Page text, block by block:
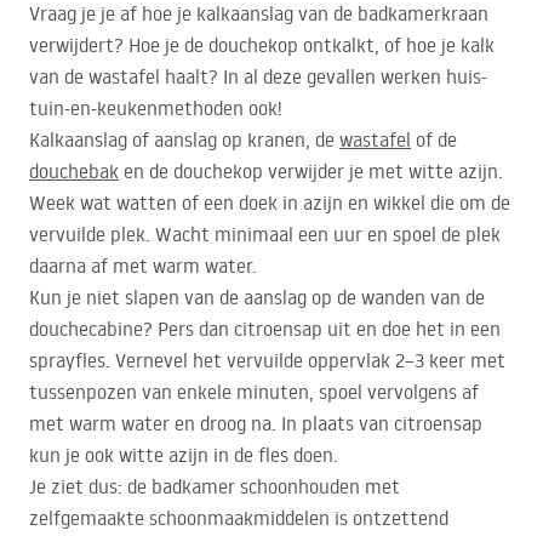
Vraag je je af hoe je kalkaanslag van de badkamerkraan
verwijdert? Hoe je de douchekop ontkalkt, of hoe je kalk
van de wastafel haalt? In al deze gevallen werken huis-
tuin-en-keukenmethoden ook!
Kalkaanslag of aanslag op kranen, de wastafel of de
douchebak en de douchekop verwijder je met witte azijn.
Week wat watten of een doek in azijn en wikkel die om de
vervuilde plek. Wacht minimaal een uur en spoel de plek
daarna af met warm water.
Kun je niet slapen van de aanslag op de wanden van de
douchecabine? Pers dan citroensap uit en doe het in een
sprayfles. Vernevel het vervuilde oppervlak 2–3 keer met
tussenpozen van enkele minuten, spoel vervolgens af
met warm water en droog na. In plaats van citroensap
kun je ook witte azijn in de fles doen.
Je ziet dus: de badkamer schoonhouden met
zelfgemaakte schoonmaakmiddelen is ontzettend